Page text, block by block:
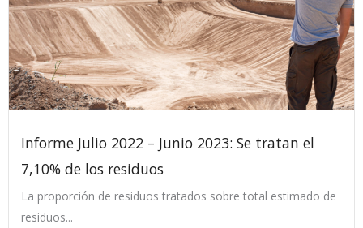
Informe Julio 2022 – Junio 2023: Se tratan el
7,10% de los residuos
La proporción de residuos tratados sobre total estimado de
residuos...